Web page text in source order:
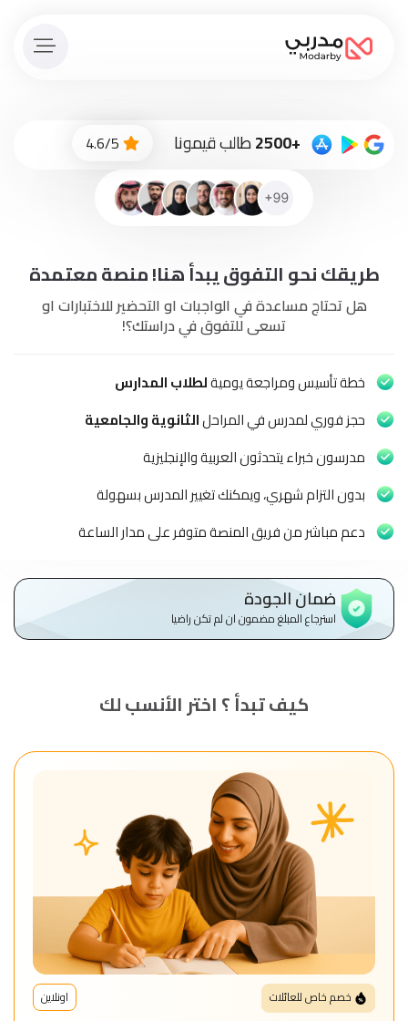
الاّن
لطاقم
المدرسين
الاطفال
وطلاب
المدارس
English
من
الشروط
والأحكام
للمنصة
الموقع
+2500 طالب قيمونا 4.6/5
طريقك نحو التفوق يبدأ هنا! منصة معتمدة
هل تحتاج مساعدة في الواجبات او التحضير للاختبارات او
تسعى للتفوق في دراستك؟!
خطة تأسيس ومراجعة يوميةلطلاب المدارس
حجز فوري لمدرس في المراحلالثانوية والجامعية
مدرسون خبراء يتحدثون العربية والإنجليزية
بدون التزام شهري، ويمكنك تغيير المدرس بسهولة
دعم مباشر من فريق المنصة متوفر على مدار الساعة
ضمان الجودة
استرجاع المبلغ مضمون ان لم تكن راضيا
كيف تبدأ ؟ اختر الأنسب لك
خصم خاص للعائلات اونلاين